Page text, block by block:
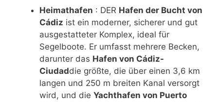
Heimathafen : DER Hafen der Bucht von
Cádiz ist ein moderner, sicherer und gut
ausgestatteter Komplex, ideal für
Segelboote. Er umfasst mehrere Becken,
darunter das Hafen von Cádiz-
Ciudaddie größte, die über einen 3,6 km
langen und 250 m breiten Kanal versorgt
wird, und die Yachthafen von Puerto